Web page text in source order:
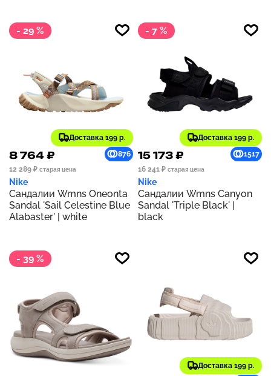
- 29 %
Доставка 199 р.
8 764 ₽
876
12 289 ₽ старая цена
Nike
Сандалии Wmns Oneonta
Sandal 'Sail Celestine Blue
Alabaster' | white
- 7 %
Доставка 199 р.
15 173 ₽
1517
16 241 ₽ старая цена
Nike
Сандалии Wmns Canyon
Sandal 'Triple Black' |
black
- 39 %
Доставка 199 р.